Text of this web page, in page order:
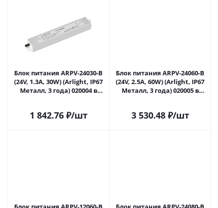
Блок питания ARPV-24030-B
(24V, 1.3A, 30W) (Arlight, IP67
Металл, 3 года) 020004 в
1 842.76₽/шт
Блок питания ARPV-24060-B
(24V, 2.5A, 60W) (Arlight, IP67
Металл, 3 года) 020005 в
3 530.48₽/шт